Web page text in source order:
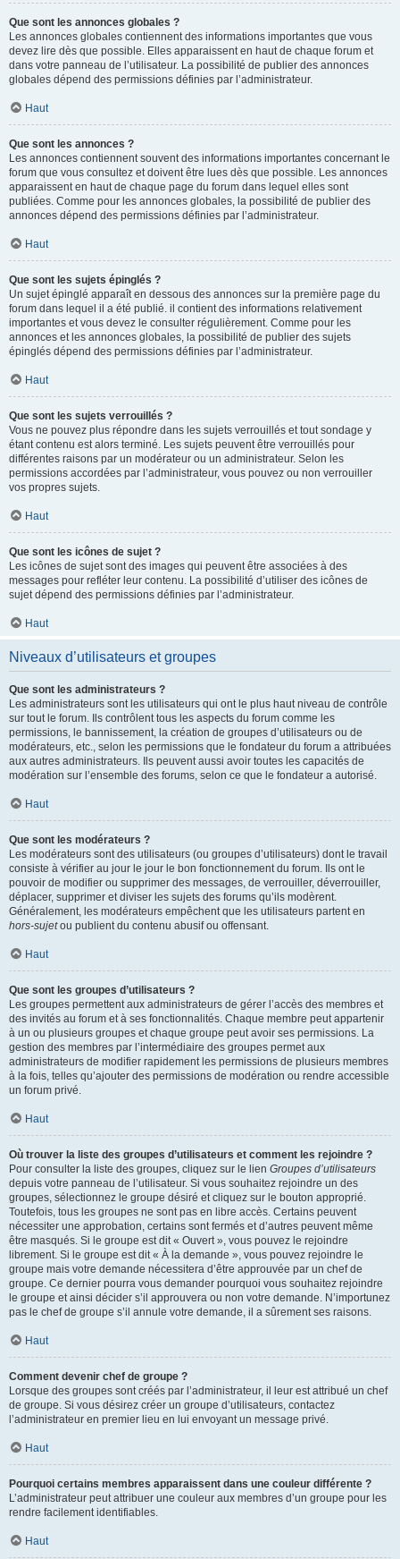
Que sont les annonces globales ?
Les annonces globales contiennent des informations importantes que vous
devez lire dès que possible. Elles apparaissent en haut de chaque forum et
dans votre panneau de l’utilisateur. La possibilité de publier des annonces
globales dépend des permissions définies par l’administrateur.
Haut
Que sont les annonces ?
Les annonces contiennent souvent des informations importantes concernant le
forum que vous consultez et doivent être lues dès que possible. Les annonces
apparaissent en haut de chaque page du forum dans lequel elles sont
publiées. Comme pour les annonces globales, la possibilité de publier des
annonces dépend des permissions définies par l’administrateur.
Haut
Que sont les sujets épinglés ?
Un sujet épinglé apparaît en dessous des annonces sur la première page du
forum dans lequel il a été publié. il contient des informations relativement
importantes et vous devez le consulter régulièrement. Comme pour les
annonces et les annonces globales, la possibilité de publier des sujets
épinglés dépend des permissions définies par l’administrateur.
Haut
Que sont les sujets verrouillés ?
Vous ne pouvez plus répondre dans les sujets verrouillés et tout sondage y
étant contenu est alors terminé. Les sujets peuvent être verrouillés pour
différentes raisons par un modérateur ou un administrateur. Selon les
permissions accordées par l’administrateur, vous pouvez ou non verrouiller
vos propres sujets.
Haut
Que sont les icônes de sujet ?
Les icônes de sujet sont des images qui peuvent être associées à des
messages pour refléter leur contenu. La possibilité d’utiliser des icônes de
sujet dépend des permissions définies par l’administrateur.
Haut
Niveaux d’utilisateurs et groupes
Que sont les administrateurs ?
Les administrateurs sont les utilisateurs qui ont le plus haut niveau de contrôle
sur tout le forum. Ils contrôlent tous les aspects du forum comme les
permissions, le bannissement, la création de groupes d’utilisateurs ou de
modérateurs, etc., selon les permissions que le fondateur du forum a attribuées
aux autres administrateurs. Ils peuvent aussi avoir toutes les capacités de
modération sur l’ensemble des forums, selon ce que le fondateur a autorisé.
Haut
Que sont les modérateurs ?
Les modérateurs sont des utilisateurs (ou groupes d’utilisateurs) dont le travail
consiste à vérifier au jour le jour le bon fonctionnement du forum. Ils ont le
pouvoir de modifier ou supprimer des messages, de verrouiller, déverrouiller,
déplacer, supprimer et diviser les sujets des forums qu’ils modèrent.
Généralement, les modérateurs empêchent que les utilisateurs partent en
hors-sujetou publient du contenu abusif ou offensant.
Haut
Que sont les groupes d’utilisateurs ?
Les groupes permettent aux administrateurs de gérer l’accès des membres et
des invités au forum et à ses fonctionnalités. Chaque membre peut appartenir
à un ou plusieurs groupes et chaque groupe peut avoir ses permissions. La
gestion des membres par l’intermédiaire des groupes permet aux
administrateurs de modifier rapidement les permissions de plusieurs membres
à la fois, telles qu’ajouter des permissions de modération ou rendre accessible
un forum privé.
Haut
Où trouver la liste des groupes d’utilisateurs et comment les rejoindre ?
Pour consulter la liste des groupes, cliquez sur le lien Groupes d’utilisateurs
depuis votre panneau de l’utilisateur. Si vous souhaitez rejoindre un des
groupes, sélectionnez le groupe désiré et cliquez sur le bouton approprié.
Toutefois, tous les groupes ne sont pas en libre accès. Certains peuvent
nécessiter une approbation, certains sont fermés et d’autres peuvent même
être masqués. Si le groupe est dit « Ouvert », vous pouvez le rejoindre
librement. Si le groupe est dit « À la demande », vous pouvez rejoindre le
groupe mais votre demande nécessitera d’être approuvée par un chef de
groupe. Ce dernier pourra vous demander pourquoi vous souhaitez rejoindre
le groupe et ainsi décider s’il approuvera ou non votre demande. N’importunez
pas le chef de groupe s’il annule votre demande, il a sûrement ses raisons.
Haut
Comment devenir chef de groupe ?
Lorsque des groupes sont créés par l’administrateur, il leur est attribué un chef
de groupe. Si vous désirez créer un groupe d’utilisateurs, contactez
l’administrateur en premier lieu en lui envoyant un message privé.
Haut
Pourquoi certains membres apparaissent dans une couleur différente ?
L’administrateur peut attribuer une couleur aux membres d’un groupe pour les
rendre facilement identifiables.
Haut